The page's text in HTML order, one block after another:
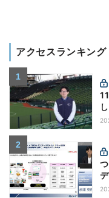
アクセスランキング